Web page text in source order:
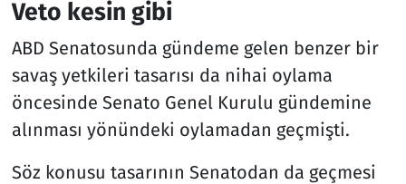
Veto kesin gibi
ABD Senatosunda gündeme gelen benzer bir
savaş yetkileri tasarısı da nihai oylama
öncesinde Senato Genel Kurulu gündemine
alınması yönündeki oylamadan geçmişti.
Söz konusu tasarının Senatodan da geçmesi